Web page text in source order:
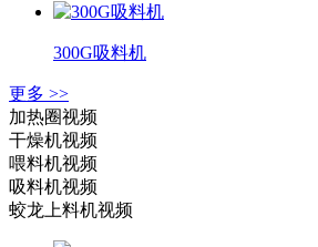
300G吸料机
更多 >>
加热圈视频
干燥机视频
喂料机视频
吸料机视频
蛟龙上料机视频